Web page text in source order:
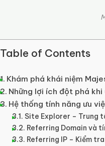
Table of Contents
Khám phá khái niệm
Những lợi ích đột phá
Hệ thống tính năng ưu
Site Explorer – Trung
Referring Domain và
Referring IP – Kiểm